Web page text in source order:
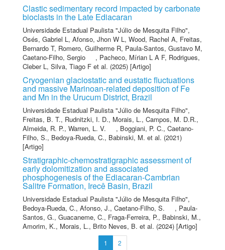
Clastic sedimentary record impacted by carbonate
bioclasts in the Late Ediacaran
Universidade Estadual Paulista "Júlio de Mesquita Filho",
Osés, Gabriel L, Afonso, Jhon W L, Wood, Rachel A, Freitas,
Bernardo T, Romero, Guilherme R, Paula-Santos, Gustavo M,
Caetano-Filho, Sergio
, Pacheco, Mírian L A F, Rodrigues,
Cleber L, Silva, Tiago F et al. (2025) [Artigo]
Cryogenian glaciostatic and eustatic fluctuations
and massive Marinoan-related deposition of Fe
and Mn in the Urucum District, Brazil
Universidade Estadual Paulista "Júlio de Mesquita Filho",
Freitas, B. T., Rudnitzki, I. D., Morais, L., Campos, M. D.R.,
Almeida, R. P., Warren, L. V. , Boggiani, P. C., Caetano-
Filho, S., Bedoya-Rueda, C., Babinski, M. et al. (2021)
[Artigo]
Stratigraphic-chemostratigraphic assessment of
early dolomitization and associated
phosphogenesis of the Ediacaran-Cambrian
Salitre Formation, Irecê Basin, Brazil
Universidade Estadual Paulista "Júlio de Mesquita Filho",
Bedoya-Rueda, C., Afonso, J., Caetano-Filho, S. , Paula-
Santos, G., Guacaneme, C., Fraga-Ferreira, P., Babinski, M.,
Amorim, K., Morais, L., Brito Neves, B. et al. (2024) [Artigo]
1 2